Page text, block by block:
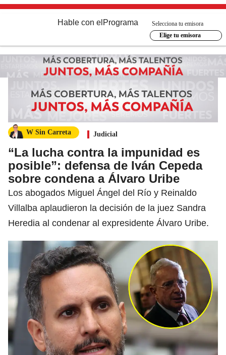
Hable con el Programa
Selecciona tu emisora
Elige tu emisora
W Sin Carreta Judicial
“La lucha contra la impunidad es
posible”: defensa de Iván Cepeda
sobre condena a Álvaro Uribe
Los abogados Miguel Ángel del Río y Reinaldo
Villalba aplaudieron la decisión de la juez Sandra
Heredia al condenar al expresidente Álvaro Uribe.